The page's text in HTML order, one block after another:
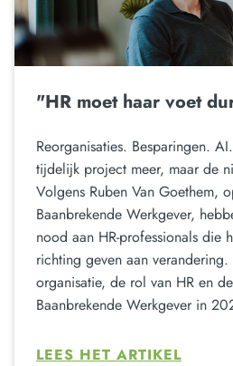
"HR moet haar voet
Reorganisaties. Besparingen.
tijdelijk project meer, maar de
Volgens Ruben Van Goethem,
Baanbrekende Werkgever,
nood aan HR-professionals die
richting geven aan
organisatie, de rol van HR en
Baanbrekende Werkgever in
LEES HET ARTIKEL